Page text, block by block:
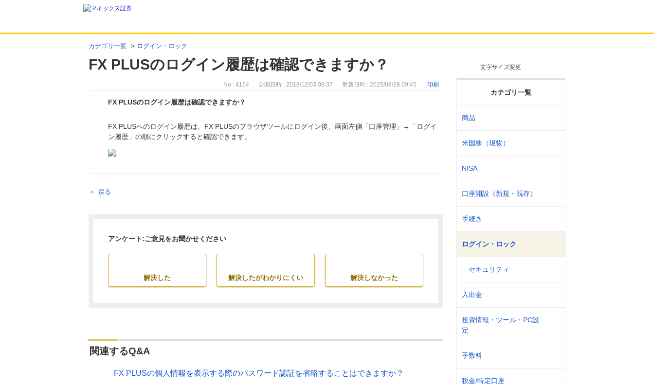
カテゴリ一覧 > ログイン・ロック
FX PLUSのログイン履歴は確認できますか？ 文字サイズ変更
カテゴリ一覧
商品
米国株（現物）
NISA
口座開設（新規・既存）
手続き
ログイン・ロック
セキュリティ
入出金
投資情報・ツール・PC設
定
手数料
税金/特定口座
No : 4164 公開日時 : 2018/12/03 08:37 更新日時 : 2025/08/28 09:45 印刷
FX PLUSのログイン履歴は確認できますか？
回答
FX PLUSへのログイン履歴は、FX PLUSのブラウザツールにログイン後、画面左側「口座管理」→「ログイ
ン履歴」の順にクリックすると確認できます。
戻る
アンケート:ご意見をお聞かせください
解決した 解決したがわかりにくい 解決しなかった
関連するQ&A
FX PLUSの個人情報を表示する際のパスワード認証を省略することはできますか？